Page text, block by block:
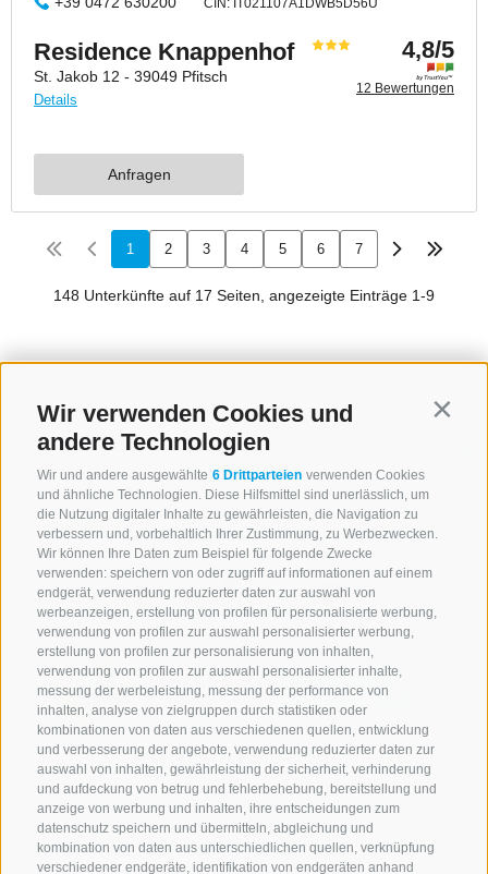
Wir verwenden Cookies und
andere Technologien
Wir und andere ausgewählte 6 Drittparteien verwenden Cookies
und ähnliche Technologien. Diese Hilfsmittel sind unerlässlich, um
die Nutzung digitaler Inhalte zu gewährleisten, die Navigation zu
verbessern und, vorbehaltlich Ihrer Zustimmung, zu Werbezwecken.
Wir können Ihre Daten zum Beispiel für folgende Zwecke
verwenden: speichern von oder zugriff auf informationen auf einem
endgerät, verwendung reduzierter daten zur auswahl von
werbeanzeigen, erstellung von profilen für personalisierte werbung,
verwendung von profilen zur auswahl personalisierter werbung,
erstellung von profilen zur personalisierung von inhalten,
verwendung von profilen zur auswahl personalisierter inhalte,
messung der werbeleistung, messung der performance von
inhalten, analyse von zielgruppen durch statistiken oder
kombinationen von daten aus verschiedenen quellen, entwicklung
und verbesserung der angebote, verwendung reduzierter daten zur
auswahl von inhalten, gewährleistung der sicherheit, verhinderung
und aufdeckung von betrug und fehlerbehebung, bereitstellung und
anzeige von werbung und inhalten, ihre entscheidungen zum
datenschutz speichern und übermitteln, abgleichung und
kombination von daten aus unterschiedlichen quellen, verknüpfung
verschiedener endgeräte, identifikation von endgeräten anhand
KONTAKTIERE UNS
+39 0472 765 521
info@rosskopf.com